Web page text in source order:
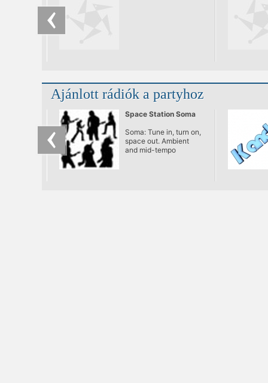
Ajánlott rádiók a partyhoz
Space Station Soma
Soma: Tune in, turn on,
space out. Ambient
and mid-tempo